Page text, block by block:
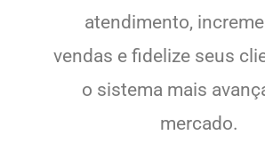
atendimento,
vendas e fidelize seus
o sistema mais
mercado.